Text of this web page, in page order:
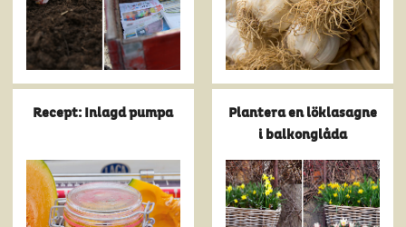
Recept: Inlagd pumpa
Plantera en löklasagne
i balkonglåda